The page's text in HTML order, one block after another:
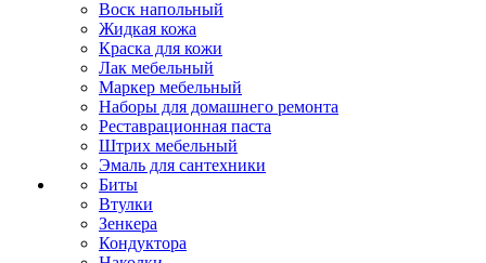
Воск напольный
Жидкая кожа
Краска для кожи
Лак мебельный
Маркер мебельный
Наборы для домашнего ремонта
Реставрационная паста
Штрих мебельный
Эмаль для сантехники
Биты
Втулки
Зенкера
Кондуктора